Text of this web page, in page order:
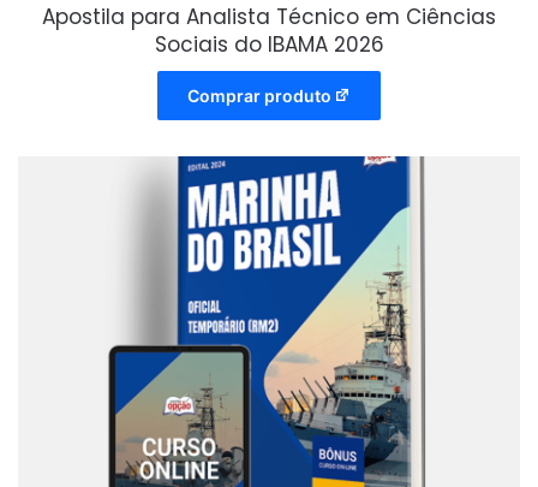
Apostila para Analista Técnico em Ciências
Sociais do IBAMA 2026
Comprar produto